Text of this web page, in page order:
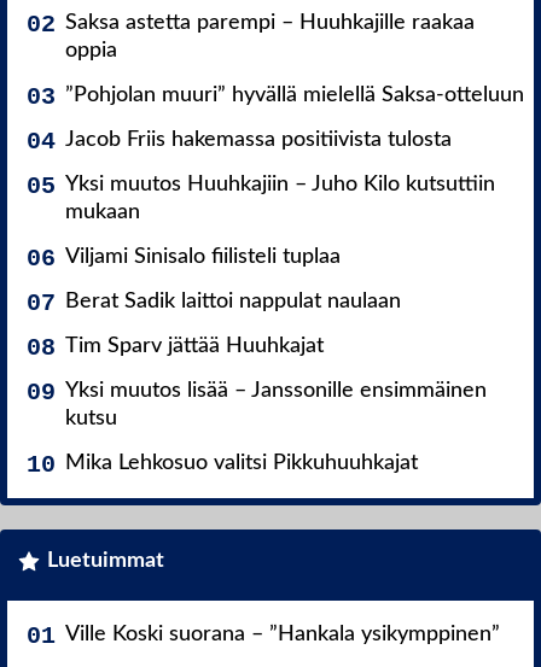
Saksa astetta parempi – Huuhkajille raakaa
oppia
”Pohjolan muuri” hyvällä mielellä Saksa-otteluun
Jacob Friis hakemassa positiivista tulosta
Yksi muutos Huuhkajiin – Juho Kilo kutsuttiin
mukaan
Viljami Sinisalo fiilisteli tuplaa
Berat Sadik laittoi nappulat naulaan
Tim Sparv jättää Huuhkajat
Yksi muutos lisää – Janssonille ensimmäinen
kutsu
Mika Lehkosuo valitsi Pikkuhuuhkajat
Luetuimmat
Ville Koski suorana – ”Hankala ysikymppinen”